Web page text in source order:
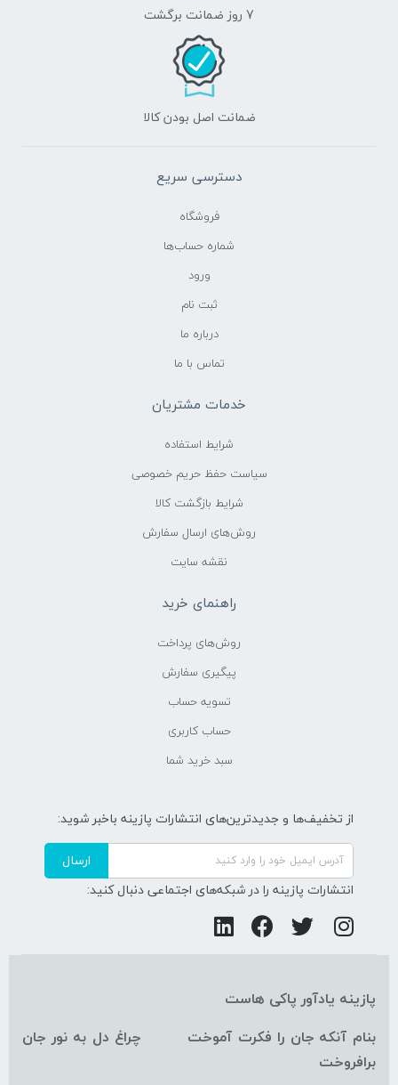
7 روز ضمانت برگشت
ضمانت اصل بودن کالا
دسترسی سریع
فروشگاه
شماره حساب‌ها
ورود
ثبت نام
درباره ما
تماس با ما
خدمات مشتریان
شرایط استفاده
سیاست حفظ حریم خصوصی
شرایط بازگشت کالا
روش‌های ارسال سفارش
نقشه سایت
راهنمای خرید
روش‌های پرداخت
پیگیری سفارش
تسویه حساب
حساب کاربری
سبد خرید شما
از تخفیف‌ها و جدیدترین‌های انتشارات پازینه باخبر شوید:
ارسال
انتشارات پازینه را در شبکه‌های اجتماعی دنبال کنید:
پازینه یادآور پاکی هاست
بنام آنکه جان را فکرت آموخت چراغ دل به نور جان
برافروخت